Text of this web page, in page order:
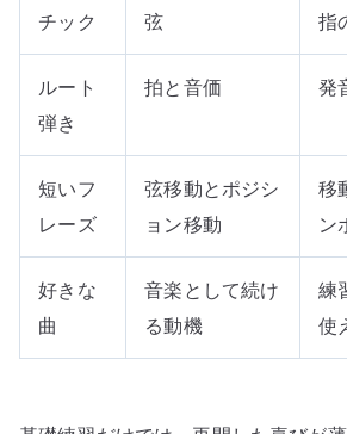
チック
弦
指
ルート
弾き
拍と音価 発
短いフ
レーズ
弦移動とポジシ
ョン移動
移
ン
好きな
曲
音楽として続け
る動機
練
使